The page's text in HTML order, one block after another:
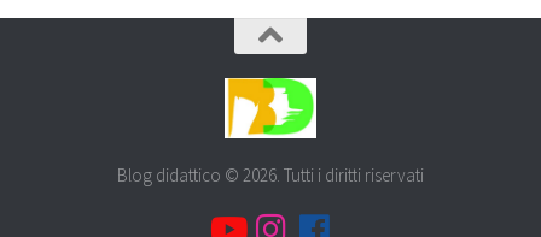
Blog didattico © 2026. Tutti i diritti riservati